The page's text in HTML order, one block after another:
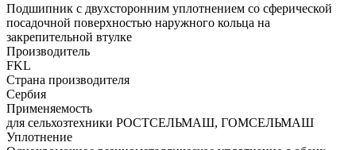
Подшипник с двухсторонним уплотнением со сферической
посадочной поверхностью наружного кольца на
закрепительной втулке
Производитель
FKL
Страна производителя
Сербия
Применяемость
для сельхозтехники РОСТСЕЛЬМАШ, ГОМСЕЛЬМАШ
Уплотнение